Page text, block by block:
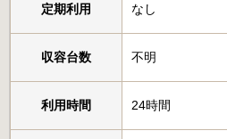
定期利用 なし
収容台数 不明
利用時間 24時間